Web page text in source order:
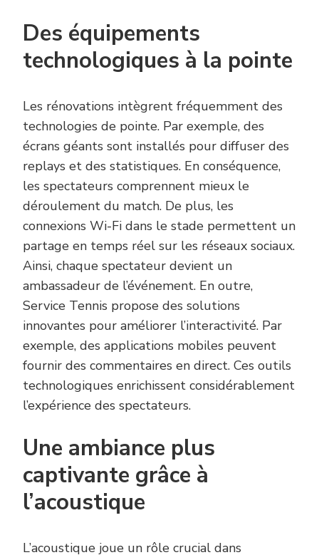
Des équipements
technologiques à la pointe
Les rénovations intègrent fréquemment des
technologies de pointe. Par exemple, des
écrans géants sont installés pour diffuser des
replays et des statistiques. En conséquence,
les spectateurs comprennent mieux le
déroulement du match. De plus, les
connexions Wi-Fi dans le stade permettent un
partage en temps réel sur les réseaux sociaux.
Ainsi, chaque spectateur devient un
ambassadeur de l’événement. En outre,
Service Tennis propose des solutions
innovantes pour améliorer l’interactivité. Par
exemple, des applications mobiles peuvent
fournir des commentaires en direct. Ces outils
technologiques enrichissent considérablement
l’expérience des spectateurs.
Une ambiance plus
captivante grâce à
l’acoustique
L’acoustique joue un rôle crucial dans